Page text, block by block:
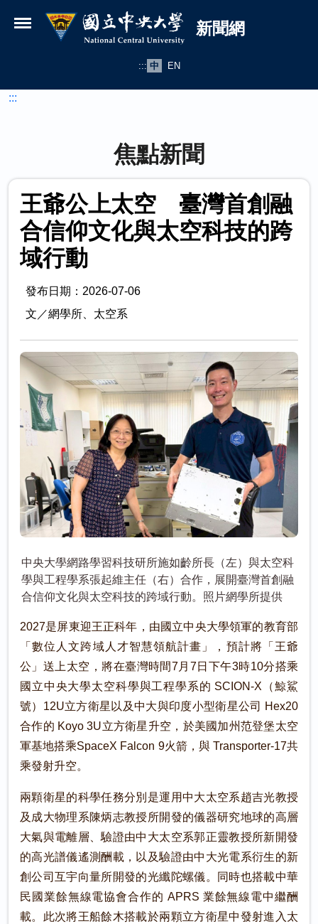
國立中央大學新聞網
新聞網
::: 中 EN
:::
焦點新聞
王爺公上太空 臺灣首創融
合信仰文化與太空科技的跨
域行動
發布日期：2026-07-06
文／網學所、太空系
中央大學網路學習科技研所施如齡所長（左）與太空科
學與工程學系張起維主任（右）合作，展開臺灣首創融
合信仰文化與太空科技的跨域行動。照片網學所提供
2027是屏東迎王正科年，由國立中央大學領軍的教育部
「數位人文跨域人才智慧領航計畫」，預計將「王爺
公」送上太空，將在臺灣時間7月7日下午3時10分搭乘
國立中央大學太空科學與工程學系的 SCION-X（鯨鯊
號）12U立方衛星以及中大與印度小型衛星公司 Hex20
合作的 Koyo 3U立方衛星升空，於美國加州范登堡太空
軍基地搭乘SpaceX Falcon 9火箭，與 Transporter-17共
乘發射升空。
兩顆衛星的科學任務分別是運用中大太空系趙吉光教授
及成大物理系陳炳志教授所開發的儀器研究地球的高層
大氣與電離層、驗證由中大太空系郭正靈教授所新開發
的高光譜儀遙測酬載，以及驗證由中大光電系衍生的新
創公司互宇向量所開發的光纖陀螺儀。同時也搭載中華
民國業餘無線電協會合作的 APRS 業餘無線電中繼酬
載。此次將王船餘木搭載於兩顆立方衛星中發射進入太